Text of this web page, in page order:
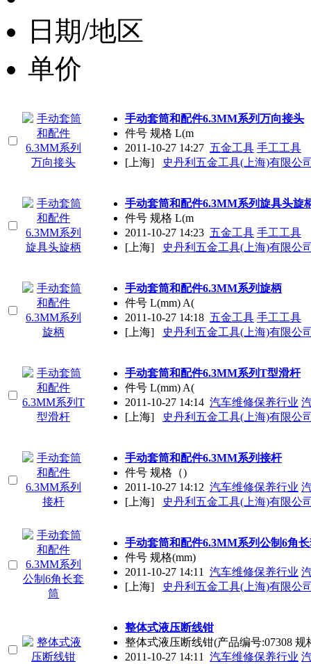
日期/地区
单价
手动套筒和配件6.3MM系列万向接头
件号 规格 L(m
2011-10-27 14:27 五金工具 手工工具
[上海]
史丹利五金工具(上海)有限公
手动套筒和配件6.3MM系列旋具头旋
件号 规格 L(m
2011-10-27 14:23 五金工具 手工工具
[上海]
史丹利五金工具(上海)有限公
手动套筒和配件6.3MM系列旋柄
件号 L(mm) A(
2011-10-27 14:18 五金工具 手工工具
[上海]
史丹利五金工具(上海)有限公
手动套筒和配件6.3MM系列T型滑杆
件号 L(mm) A(
2011-10-27 14:14 汽车维修保养行业
[上海]
史丹利五金工具(上海)有限公
手动套筒和配件6.3MM系列接杆
件号 规格（)
2011-10-27 14:12 汽车维修保养行业
[上海]
史丹利五金工具(上海)有限公
手动套筒和配件6.3MM系列公制6角
件号 规格(mm)
2011-10-27 14:11 汽车维修保养行业
[上海]
史丹利五金工具(上海)有限公
整体式液压断线钳
整体式液压断线钳(产品编号:07308 规
2011-10-27 14:11 汽车维修保养行业